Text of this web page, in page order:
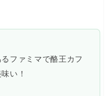
ファミマで酪王カフ
い！